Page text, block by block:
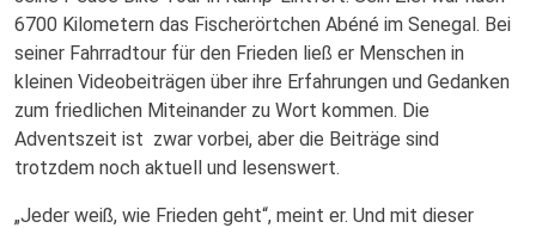
6700 Kilometern das Fischerörtchen Abéné im Senegal. Bei
seiner Fahrradtour für den Frieden ließ er Menschen in
kleinen Videobeiträgen über ihre Erfahrungen und Gedanken
zum friedlichen Miteinander zu Wort kommen. Die
Adventszeit ist zwar vorbei, aber die Beiträge sind
trotzdem noch aktuell und lesenswert.
„Jeder weiß, wie Frieden geht“, meint er. Und mit dieser